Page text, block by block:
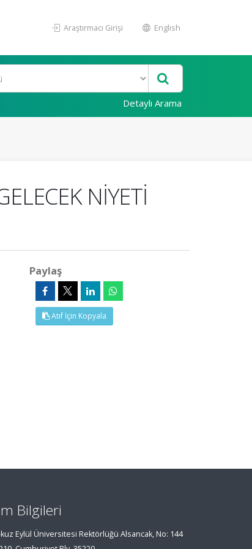
Araştırmacı Girişi English
Detaylı Arama
NİYETİ
Paylaş
Atıf İçin Kopyala
Bilgileri
Eylül Üniversitesi Rektörlüğü Alsancak, No: 144